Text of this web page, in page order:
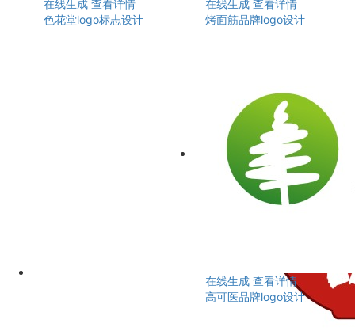
在线生成 查看详情
色花堂logo标志设计
在线生成 查看详情
烤面筋品牌logo设计
在线生成 查看详情
高可医品牌logo设计